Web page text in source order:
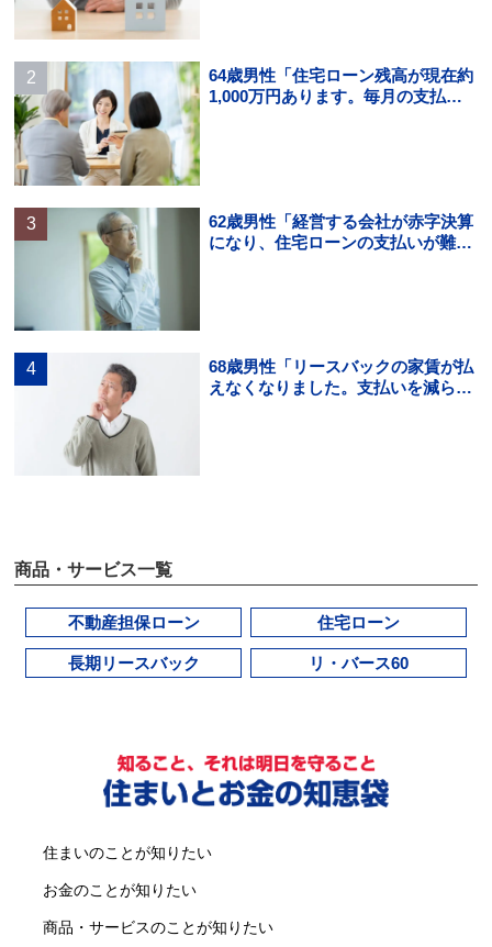
64歳男性「住宅ローン残高が現在約
1,000万円あります。毎月の支払い
62歳男性「経営する会社が赤字決算
になり、住宅ローンの支払いが難し
68歳男性「リースバックの家賃が払
えなくなりました。支払いを減らす
商品・サービス一覧
不動産担保ローン 住宅ローン
長期リースバック リ・バース60
住まいのことが知りたい
お金のことが知りたい
商品・サービスのことが知りたい